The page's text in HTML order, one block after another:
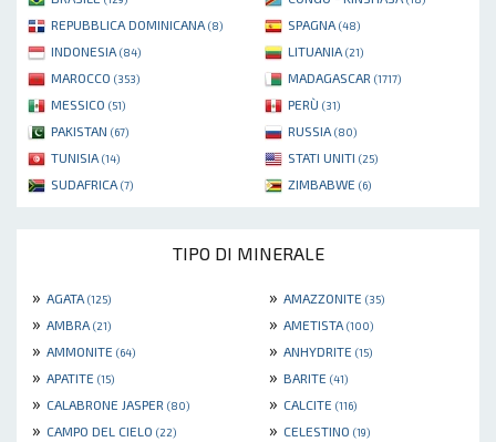
REPUBBLICA DOMINICANA (8) SPAGNA (48)
INDONESIA (84) LITUANIA (21)
MAROCCO (353) MADAGASCAR (1717)
MESSICO (51) PERÙ (31)
PAKISTAN (67) RUSSIA (80)
TUNISIA (14) STATI UNITI (25)
SUDAFRICA (7) ZIMBABWE (6)
TIPO DI MINERALE
» AGATA (125) » AMAZZONITE (35)
» AMBRA (21) » AMETISTA (100)
» AMMONITE (64) » ANHYDRITE (15)
» APATITE (15) » BARITE (41)
» CALABRONE JASPER (80) » CALCITE (116)
» CAMPO DEL CIELO (22) » CELESTINO (19)